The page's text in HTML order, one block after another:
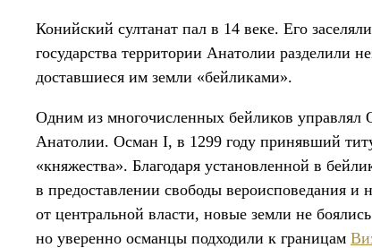
Конийский султанат пал в 14 веке. Его
государства территории Анатолии разделили
доставшиеся им земли «бейликами».
Одним из многочисленных бейликов управлял
Анатолии. Осман I, в 1299 году принявший
«княжества». Благодаря установленной в
в предоставлении свободы вероисповедания
от центральной власти, новые земли не
но уверенно османцы подходили к границам